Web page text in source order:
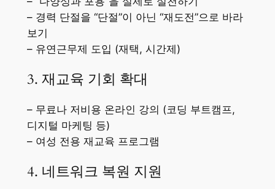
– 경력 단절을 “단절”이 아닌 “재도전”으로 바라
보기
– 유연근무제 도입 (재택, 시간제)
3. 재교육 기회 확대
– 무료나 저비용 온라인 강의 (코딩 부트캠프,
디지털 마케팅 등)
– 여성 전용 재교육 프로그램
4. 네트워크 복원 지원